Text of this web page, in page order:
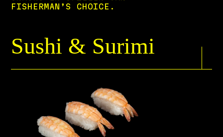
FISHERMAN’S CHOICE.
Sushi & Surimi